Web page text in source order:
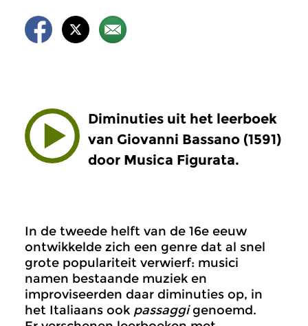
Diminuties uit het leerboek
van Giovanni Bassano (1591)
door Musica Figurata.
In de tweede helft van de 16e eeuw
ontwikkelde zich een genre dat al snel
grote populariteit verwierf: musici
namen bestaande muziek en
improviseerden daar diminuties op, in
het Italiaans ook passaggigenoemd.